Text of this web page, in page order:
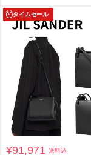
タイムセール
¥91,971送料込